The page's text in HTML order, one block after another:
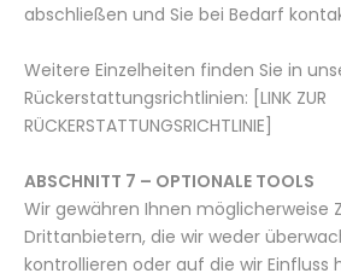
abschließen und Sie bei Bedarf
Weitere Einzelheiten finden Sie in
Rückerstattungsrichtlinien: [LINK ZUR
RÜCKERSTATTUNGSRICHTLINIE]
ABSCHNITT 7 – OPTIONALE TOOLS
Wir gewähren Ihnen möglicherweise
Drittanbietern, die wir weder
kontrollieren oder auf die wir Einfluss